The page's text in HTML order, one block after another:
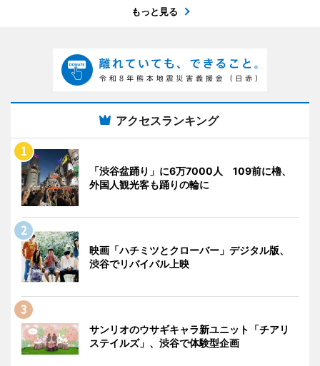
もっと見る
アクセスランキング
「渋谷盆踊り」に6万7000人 109前に櫓、
外国人観光客も踊りの輪に
映画「ハチミツとクローバー」デジタル版、
渋谷でリバイバル上映
サンリオのウサギキャラ新ユニット「チアリ
ステイルズ」、渋谷で体験型企画